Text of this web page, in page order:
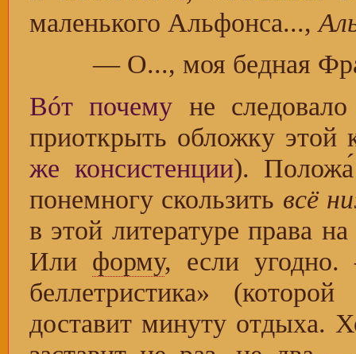
маленького Альфонса...,
— О..., моя бедная
Вóт почему не
приоткрыть обложку
же консистенции).
понемногу скользить всё
в этой литературе права
Или форму, если
беллетристика»
доставит минуту отдыха.